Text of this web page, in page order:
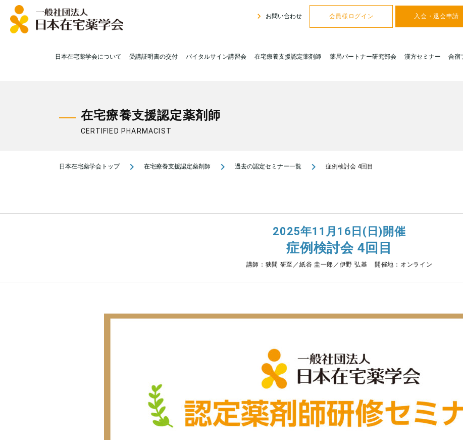
navigate_next お問い合わせ 会員様ログイン 入会・退会申請
日本在宅薬学会について 受講証明書の交付 バイタルサイン講習会 在宅療養支援認定薬剤師 薬局パートナー研究部会 漢方セミナー 合宿
在宅療養支援認定薬剤師
CERTIFIED PHARMACIST
日本在宅薬学会トップ navigate_next 在宅療養支援認定薬剤師 navigate_next 過去の認定セミナー一覧 navigate_next 症例検討会 4回目
2025年11月16日(日)開催
症例検討会 4回目
講師：狭間 研至／紙谷 圭一郎／伊野 弘基 開催地：オンライン